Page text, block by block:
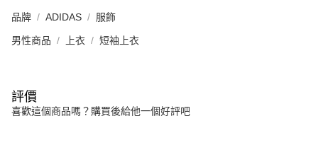
品牌 ADIDAS 服飾
男性商品 上衣 短袖上衣
評價
喜歡這個商品嗎？購買後給他一個好評吧